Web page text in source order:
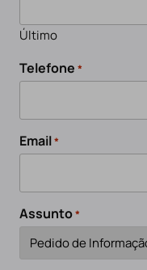
Último
Telefone *
Email*
Assunto*